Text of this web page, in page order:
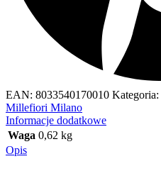
EAN: 8033540170010 Kategoria:
Millefiori Milano
Informacje dodatkowe
Waga 0,62 kg
Opis